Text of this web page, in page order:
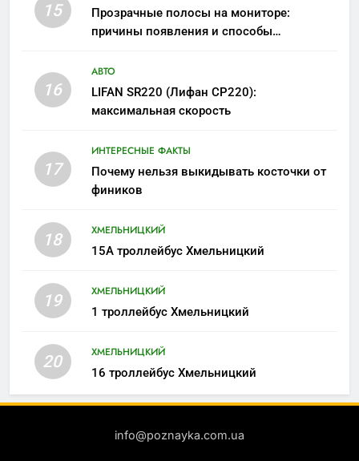
15
Прозрачные полосы на мониторе:
причины появления и способы
16
АВТО
LIFAN SR220 (Лифан СР220):
максимальная скорость
17
ИНТЕРЕСНЫЕ ФАКТЫ
Почему нельзя выкидывать косточки от
фиников
18
ХМЕЛЬНИЦКИЙ
15А троллейбус Хмельницкий
19
ХМЕЛЬНИЦКИЙ
1 троллейбус Хмельницкий
20
ХМЕЛЬНИЦКИЙ
16 троллейбус Хмельницкий
info@poznayka.com.ua